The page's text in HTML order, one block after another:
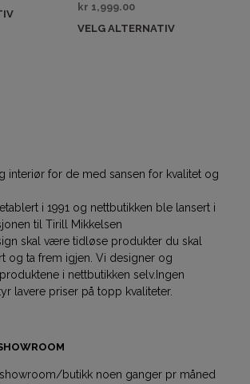
kr 1,999.00
VELG ALTERNATIV
interiør for de med sansen for kvalitet og
i 1991 og nettbutikken ble lansert i
til Tirill Mikkelsen
skal være tidløse produkter du skal
og ta frem igjen. Vi designer og
i nettbutikken selv.Ingen
lavere priser på topp kvaliteter.
butikk noen ganger pr måned